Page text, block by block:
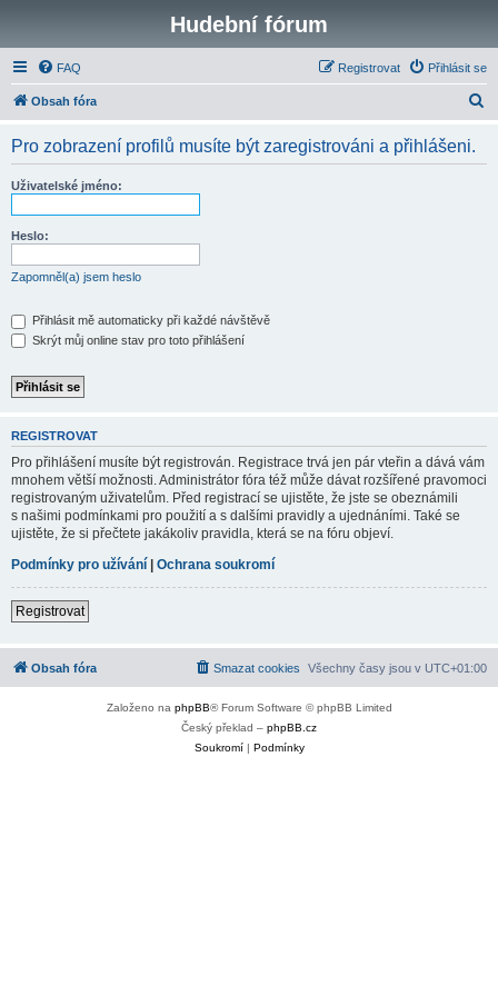
Hudební fórum
FAQ Přihlásit se
Registrovat
Obsah fóra
Pro zobrazení profilů musíte být zaregistrováni a přihlášeni.
Uživatelské jméno:
Heslo:
Zapomněl(a) jsem heslo
Přihlásit mě automaticky při každé návštěvě
Skrýt můj online stav pro toto přihlášení
REGISTROVAT
Pro přihlášení musíte být registrován. Registrace trvá jen pár vteřin a dává vám
mnohem větší možnosti. Administrátor fóra též může dávat rozšířené pravomoci
registrovaným uživatelům. Před registrací se ujistěte, že jste se obeznámili
s našimi podmínkami pro použití a s dalšími pravidly a ujednáními. Také se
ujistěte, že si přečtete jakákoliv pravidla, která se na fóru objeví.
Podmínky pro užívání | Ochrana soukromí
Registrovat
Obsah fóra Všechny časy jsou v UTC+01:00
Smazat cookies
Založeno na phpBB® Forum Software © phpBB Limited
Český překlad – phpBB.cz
Soukromí| Podmínky